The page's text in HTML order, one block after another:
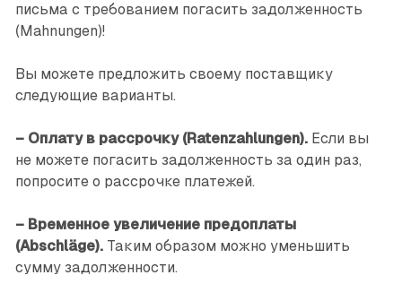
письма с требованием погасить задолженность
(Mahnungen)!
Вы можете предложить своему поставщику
следующие варианты.
– Оплату в рассрочку (Ratenzahlungen). Если вы
не можете погасить задолженность за один раз,
попросите о рассрочке платежей.
– Временное увеличение предоплаты
(Abschläge).Таким образом можно уменьшить
сумму задолженности.